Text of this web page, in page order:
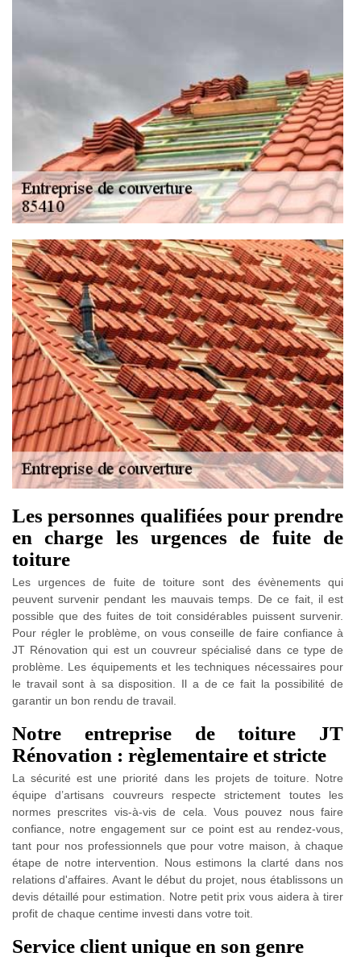
Les personnes qualifiées pour prendre
en charge les urgences de fuite de
toiture
Les urgences de fuite de toiture sont des évènements qui
peuvent survenir pendant les mauvais temps. De ce fait, il est
possible que des fuites de toit considérables puissent survenir.
Pour régler le problème, on vous conseille de faire confiance à
JT Rénovation qui est un couvreur spécialisé dans ce type de
problème. Les équipements et les techniques nécessaires pour
le travail sont à sa disposition. Il a de ce fait la possibilité de
garantir un bon rendu de travail.
Notre entreprise de toiture JT
Rénovation : règlementaire et stricte
La sécurité est une priorité dans les projets de toiture. Notre
équipe d’artisans couvreurs respecte strictement toutes les
normes prescrites vis-à-vis de cela. Vous pouvez nous faire
confiance, notre engagement sur ce point est au rendez-vous,
tant pour nos professionnels que pour votre maison, à chaque
étape de notre intervention. Nous estimons la clarté dans nos
relations d'affaires. Avant le début du projet, nous établissons un
devis détaillé pour estimation. Notre petit prix vous aidera à tirer
profit de chaque centime investi dans votre toit.
Service client unique en son genre